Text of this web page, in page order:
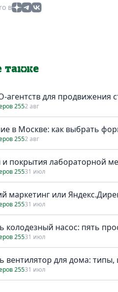
в
также
агентств для продвижения
2552 авг
в Москве: как выбрать
2552 авг
покрытия лабораторной
25531 июл
маркетинг или
25531 июл
колодезный насос: пять
25531 июл
вентилятор для дома:
25531 июл